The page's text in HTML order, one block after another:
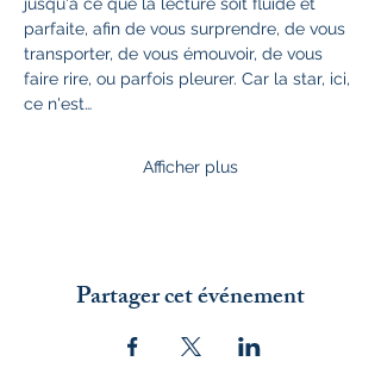
parfaite, afin de vous surprendre, de vous
transporter, de vous émouvoir, de vous
faire rire, ou parfois pleurer. Car la star, ici,
ce n'est…
Afficher plus
Partager cet événement